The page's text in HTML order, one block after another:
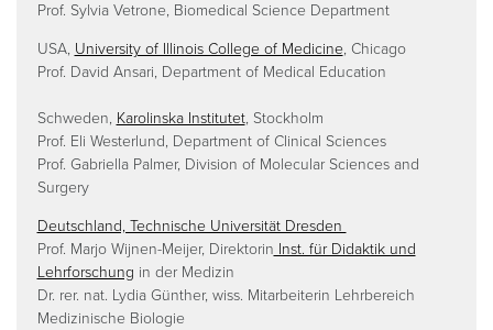
Prof. Sylvia Vetrone, Biomedical Science Department
USA, University of Illinois College of Medicine, Chicago
Prof. David Ansari, Department of Medical Education
Schweden, Karolinska Institutet, Stockholm
Prof. Eli Westerlund, Department of Clinical Sciences
Prof. Gabriella Palmer, Division of Molecular Sciences and
Surgery
Deutschland, Technische Universität Dresden
Prof. Marjo Wijnen-Meijer, Direktorin Inst. für Didaktik und
Lehrforschung in der Medizin
Dr. rer. nat. Lydia Günther, wiss. Mitarbeiterin Lehrbereich
Medizinische Biologie